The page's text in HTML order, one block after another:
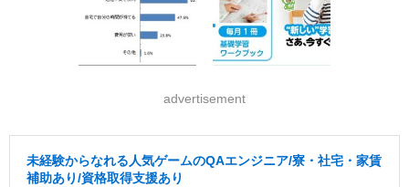
advertisement
未経験からなれる人気ゲームのQAエンジニア/寮・社宅・家賃
補助あり/資格取得支援あり